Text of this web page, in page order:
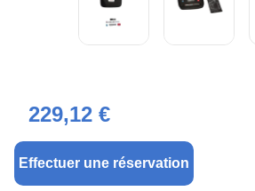
229,12 €
Effectuer une réservation